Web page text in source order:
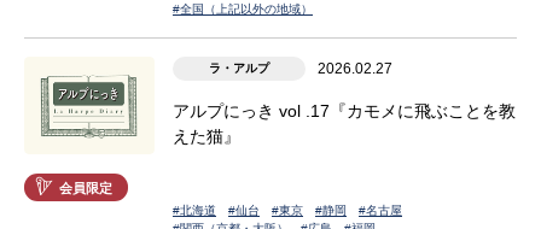
#全国（上記以外の地域）
会員限定
ラ・アルプ 2026.02.27
アルプにっき vol .17『カモメに飛ぶことを教
えた猫』
#北海道 #仙台 #東京 #静岡
#名古屋